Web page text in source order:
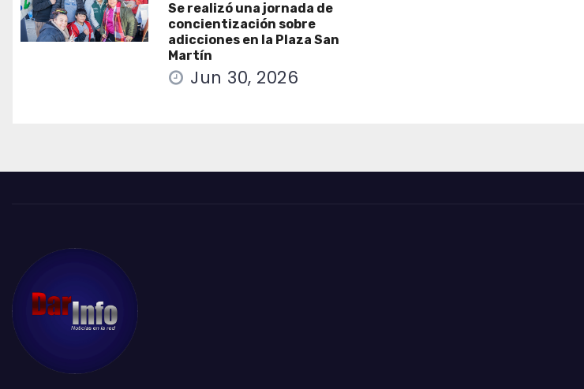
Se realizó una jornada de
concientización sobre
adicciones en la Plaza San
Martín
Jun 30, 2026